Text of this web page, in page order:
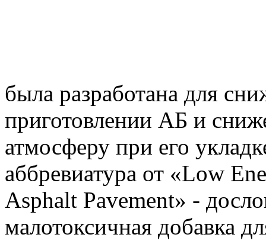
была разработана для
приготовлении АБ и
атмосферу при его
аббревиатура от «Low
Asphalt Pavement» -
малотоксичная добавка